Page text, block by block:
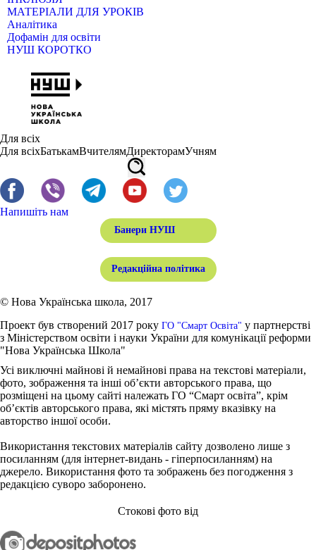
МАТЕРІАЛИ ДЛЯ УРОКІВ
Аналітика
Дофамін для освіти
НУШ КОРОТКО
Для всіх
Для всіхБатькамВчителямДиректорамУчням
Напишіть нам
Банери НУШ
Редакційна політика
© Нова Українська школа, 2017
Проект був створений 2017 року ГО "Смарт Освіта" у партнерстві
з Міністерством освіти і науки України для комунікації реформи
"Нова Українська Школа"
Усі виключні майнові й немайнові права на текстові матеріали,
фото, зображення та інші об’єкти авторського права, що
розміщені на цьому сайті належать ГО “Смарт освіта”, крім
об’єктів авторського права, які містять пряму вказівку на
авторство іншої особи.
Використання текстових матеріалів сайту дозволено лише з
посиланням (для інтернет-видань - гіперпосиланням) на
джерело. Використання фото та зображень без погодження з
редакцією суворо заборонено.
Стокові фото від